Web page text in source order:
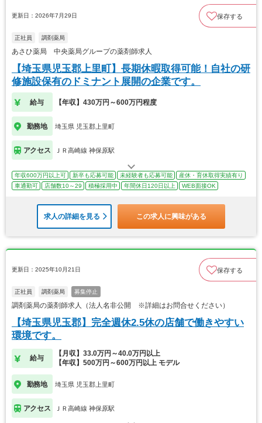
更新日：2026年7月29日 保存する
正社員 調剤薬局
あさひ薬局 中央薬局グループの薬剤師求人
【埼玉県児玉郡上里町】長期休暇取得可能！自社の研
修施設保有のドミナント展開の企業です。
給与 【年収】430万円～600万円程度
勤務地 埼玉県 児玉郡上里町
アクセス ＪＲ高崎線 神保原駅
年収600万円以上可 新卒も応募可能 未経験者も応募可能
産休・育休取得実績有り
車通勤可
店舗数10～29 積極採用中 年間休日120日以上 WEB面接OK
求人の詳細を見る この求人に興味がある
更新日：2025年10月21日 保存する
正社員 調剤薬局 募集停止
調剤薬局の薬剤師求人（法人名非公開 ※詳細はお問合せください）
【埼玉県児玉郡】完全週休2.5休の店舗で働きやすい
環境です。
給与
【月収】33.0万円～40.0万円以上
【年収】500万円～600万円以上 モデル
勤務地 埼玉県 児玉郡上里町
アクセス ＪＲ高崎線 神保原駅